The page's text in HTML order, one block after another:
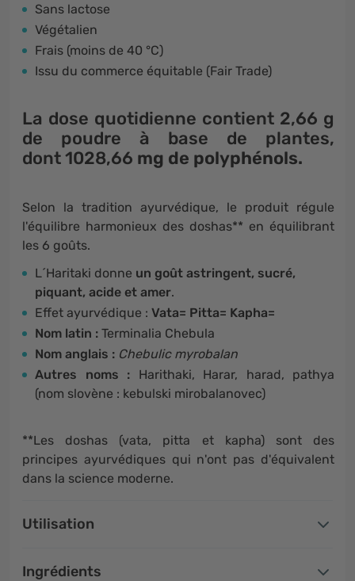
Sans lactose
Végétalien
Frais (moins de 40 °C)
Issu du commerce équitable (Fair Trade)
La dose quotidienne contient 2,66 g
de poudre à base de plantes,
dont 1028,66 mg de polyphénols.
Selon la tradition ayurvédique, le produit régule
l'équilibre harmonieux des doshas** en équilibrant
les 6 goûts.
L´Haritaki donne un goût astringent, sucré,
piquant, acide et amer.
Effet ayurvédique : Vata= Pitta= Kapha=
Nom latin : Terminalia Chebula
Nom anglais : Chebulic myrobalan
Autres noms : Harithaki, Harar, harad, pathya
(nom slovène : kebulski mirobalanovec)
**Les doshas (vata, pitta et kapha) sont des
principes ayurvédiques qui n'ont pas d'équivalent
dans la science moderne.
Utilisation
Ingrédients